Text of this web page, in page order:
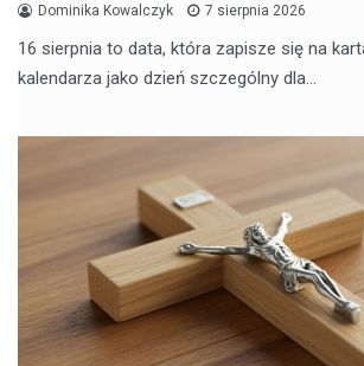
Dominika Kowalczyk 7 sierpnia 2026
16 sierpnia to data, która zapisze się na
kalendarza jako dzień szczególny dla…